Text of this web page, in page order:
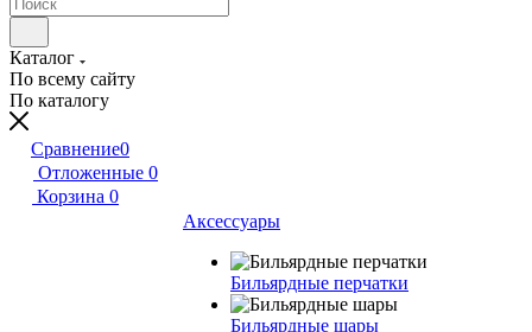
Каталог
По всему сайту
По каталогу
Сравнение0
Отложенные 0
Корзина 0
Аксессуары
Бильярдные перчатки
Бильярдные шары